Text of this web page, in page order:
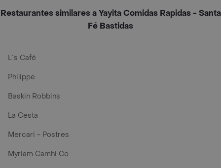
Restaurantes similares a Yayita Comidas Rapidas - Santa
Fé Bastidas
L´s Café
Philippe
Baskin Robbins
La Cesta
Mercari - Postres
Myriam Camhi Co